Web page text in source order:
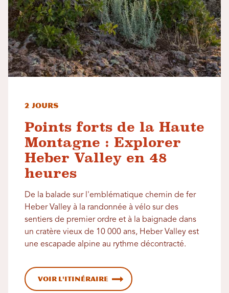
2 jours
Points forts de la Haute
Montagne : Explorer
Heber Valley en 48
heures
De la balade sur l'emblématique chemin de fer
Heber Valley à la randonnée à vélo sur des
sentiers de premier ordre et à la baignade dans
un cratère vieux de 10 000 ans, Heber Valley est
une escapade alpine au rythme décontracté.
Voir l'itinéraire